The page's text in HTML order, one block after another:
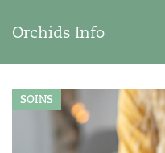
Orchids Info
SOINS